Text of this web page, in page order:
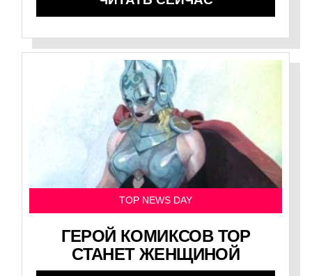
TOP NEWS DAY
ГЕРОЙ КОМИКСОВ ТОР
СТАНЕТ ЖЕНЩИНОЙ